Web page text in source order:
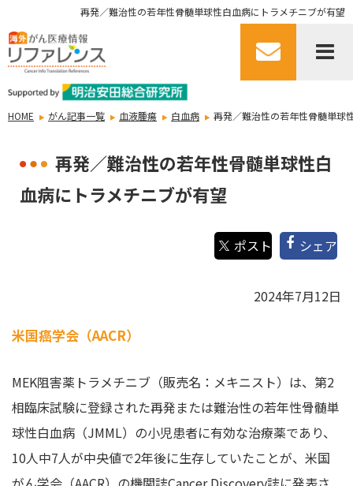
再発／難治性の若年性骨髄単球性白血病にトラメチニブが有望
HOME がん記事一覧 血液腫瘍 白血病 再発／難治性の若年性骨髄単球
再発／難治性の若年性骨髄単球性白
血病にトラメチニブが有望
シェア
2024年7月12日
米国癌学会（AACR）
MEK阻害薬トラメチニブ（販売名：​​メキニスト）は、第2
相臨床試験に登録された再発または難治性の若年性骨髄単
球性白血病（JMML）の小児患者に有効な治療薬であり、
10人中7人が中央値で2年後に生存していたことが、米国